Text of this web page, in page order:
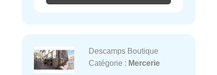
Descamps Boutique
Catégorie : Mercerie